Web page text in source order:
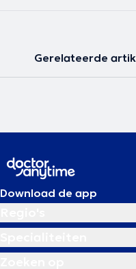
Gerelateerde
Download de app